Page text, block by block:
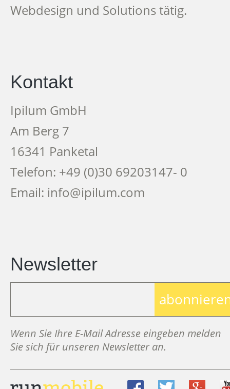
Webdesign und Solutions tätig.
Kontakt
Ipilum GmbH
Am Berg 7
16341 Panketal
Telefon: +49 (0)30 69203147- 0
Email: info@ipilum.com
Newsletter
Wenn Sie Ihre E-Mail Adresse eingeben melden
Sie sich für unseren Newsletter an.